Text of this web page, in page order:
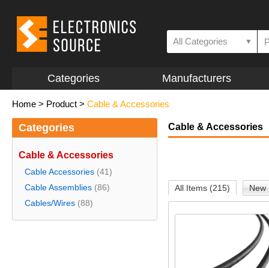
All Categories ▼
Categories Manufacturers
Home > Product > Cable & Accessories
Categories
Cable & Accessories
Cable Accessories (41)
Cable Assemblies (86)
Cables/Wires (88)
Cable & Accessories
All Items (215) New